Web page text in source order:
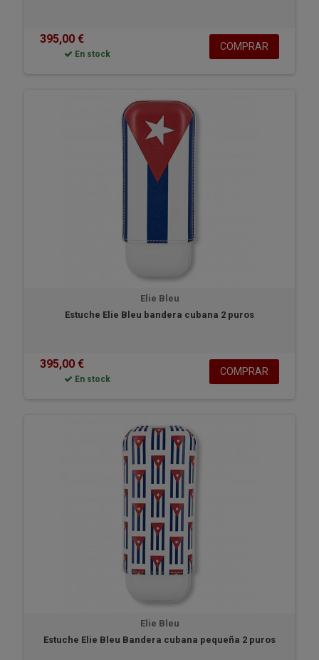
395,00 €
En stock
COMPRAR
Elie Bleu
Estuche Elie Bleu bandera cubana 2 puros
395,00 €
En stock
COMPRAR
Elie Bleu
Estuche Elie Bleu Bandera cubana pequeña 2 puros